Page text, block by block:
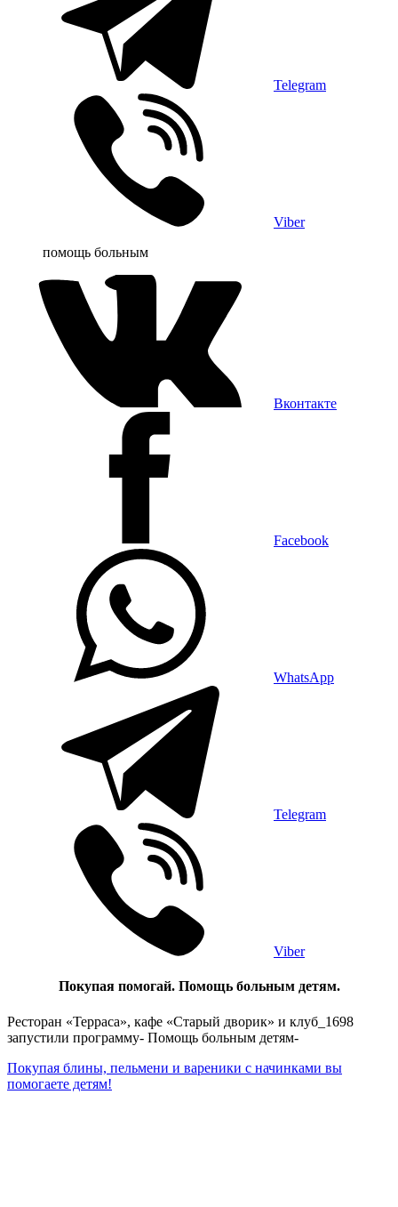
Telegram
Viber
помощь больным
Вконтакте
Facebook
WhatsApp
Telegram
Viber
Покупая помогай. Помощь больным детям.
Ресторан «Терраса», кафе «Старый дворик» и клуб_1698
запустили программу- Помощь больным детям-
Покупая блины, пельмени и вареники с начинками вы
помогаете детям!